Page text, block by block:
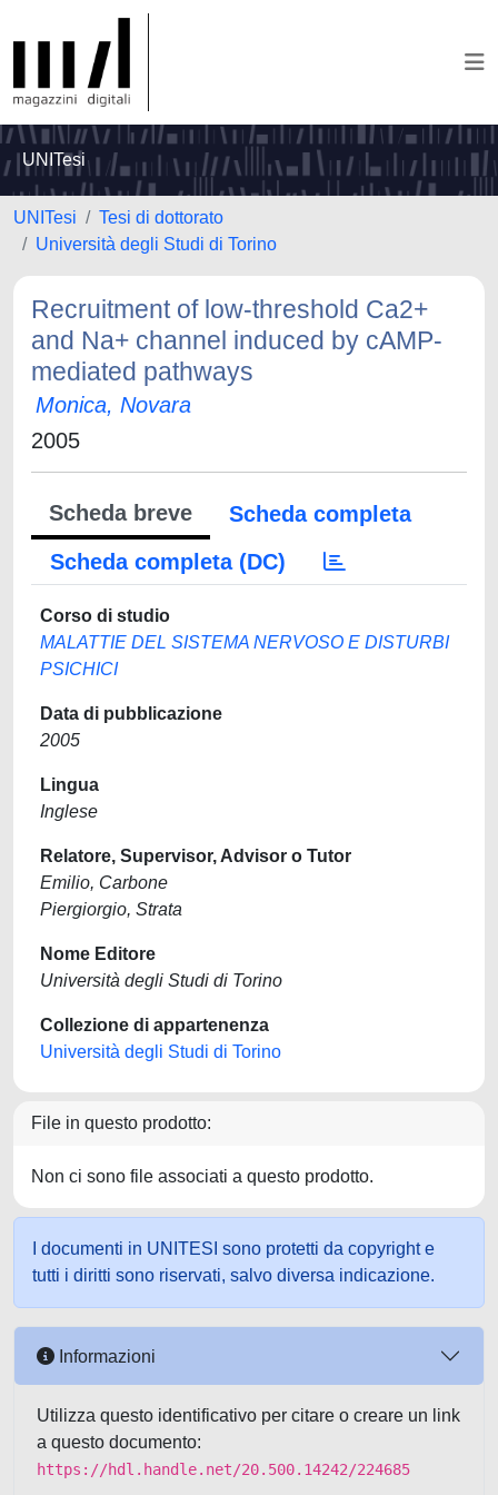
UNITesi
UNITesi
Tesi di dottorato
Università degli Studi di Torino
Recruitment of low-threshold Ca2+
and Na+ channel induced by cAMP-
mediated pathways
Monica, Novara
2005
Scheda breve
Scheda completa
Scheda completa (DC)
Corso di studio
MALATTIE DEL SISTEMA NERVOSO E DISTURBI
PSICHICI
Data di pubblicazione
2005
Lingua
Inglese
Relatore, Supervisor, Advisor o Tutor
Emilio, Carbone
Piergiorgio, Strata
Nome Editore
Università degli Studi di Torino
Collezione di appartenenza
Università degli Studi di Torino
File in questo prodotto:
Non ci sono file associati a questo prodotto.
I documenti in UNITESI sono protetti da copyright e
tutti i diritti sono riservati, salvo diversa indicazione.
Informazioni
Utilizza questo identificativo per citare o creare un link
a questo documento:
https://hdl.handle.net/20.500.14242/224685